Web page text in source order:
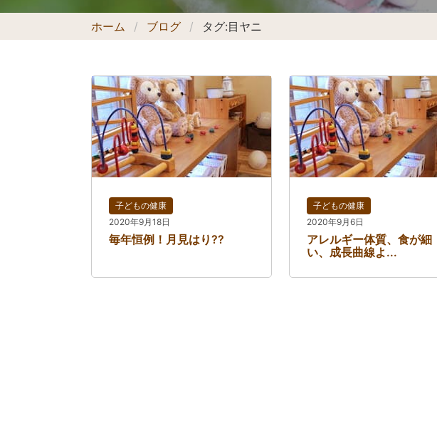
ホーム ブログ タグ:目ヤニ
子どもの健康
2020年9月18日
毎年恒例！月見はり??
子どもの健康
2020年9月6日
アレルギー体質、食が細
い、成長曲線よ...